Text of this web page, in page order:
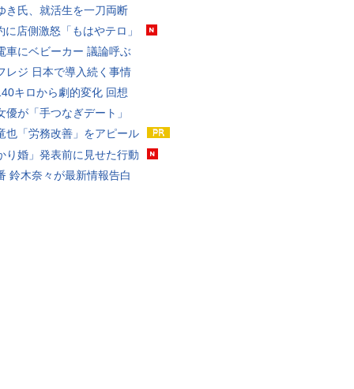
き氏、就活生を一刀両断
に店側激怒「もはやテロ」
車にベビーカー 議論呼ぶ
レジ 日本で導入続く事情
キロから劇的変化 回想
優が「手つなぎデート」
也「労務改善」をアピール
り婚」発表前に見せた行動
鈴木奈々が最新情報告白